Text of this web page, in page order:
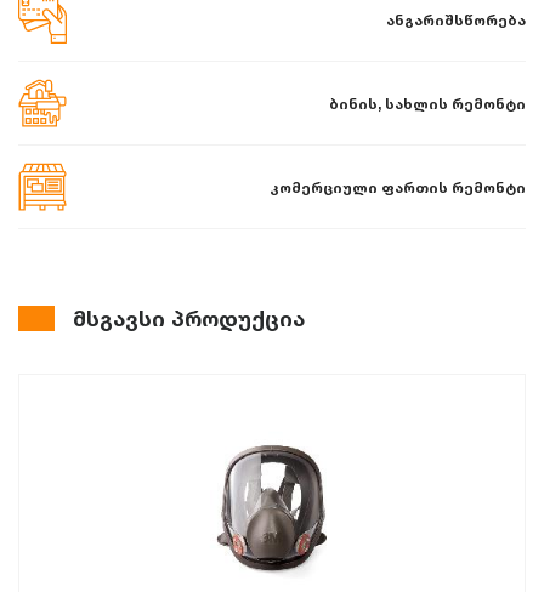
ანგარიშსწორება
ბინის, სახლის რემონტი
კომერციული ფართის რემონტი
მსგავსი პროდუქცია